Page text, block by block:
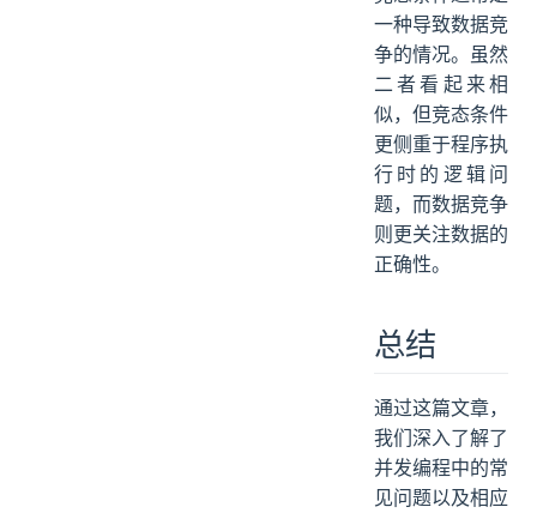
一种导致数据竞
争的情况。虽然
二者看起来相
似，但竞态条件
更侧重于程序执
行时的逻辑问
题，而数据竞争
则更关注数据的
正确性。
总结
通过这篇文章，
我们深入了解了
并发编程中的常
见问题以及相应